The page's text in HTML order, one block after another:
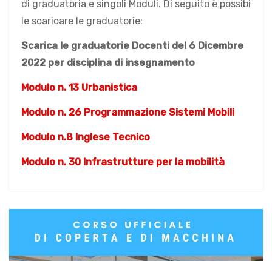
di graduatoria e singoli Moduli. Di seguito è possibi
le scaricare le graduatorie:
Scarica le graduatorie Docenti del 6 Dicembre
2022 per disciplina di insegnamento
Modulo n. 13 Urbanistica
Modulo n. 26 Programmazione Sistemi Mobili
Modulo n.8 Inglese Tecnico
Modulo n. 30 Infrastrutture per la mobilità